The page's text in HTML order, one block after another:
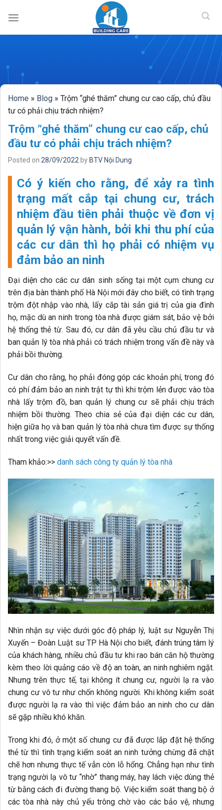
BUILDING
Home » Blog » Trộm “ghé thăm” chung cư cao cấp, chủ đầu
tư có phải chịu trách nhiệm?
Trộm “ghé thăm” chung cư cao cấp, chủ
đầu tư có phải chịu trách nhiệm?
Posted on 28/09/2022 by BTV Nội Dung
Có ý kiến cho rằng, để xảy ra tình
trạng mất cắp tại chung cư, trách
nhiệm đầu tiên phải thuộc về đơn vị
quản lý vận hành, bởi khi thu phí của
các cư dân thì họ phải có nhiệm vụ
đảm bảo an ninh
Đại diện cho các cư dân sinh sống tại một cụm chung cư
trên địa bàn thành phố Hà Nội mới đây cho biết, có tình trạng
trộm đột nhập vào nhà, lấy cắp tài sản giá trị của gia đình
họ, mặc dù an ninh trong tòa nhà được giám sát, bảo vệ bởi
hệ thống thẻ từ. Sau đó, cư dân đã yêu cầu chủ đầu tư và
ban quản lý tòa nhà phải có trách nhiệm trong vấn đề này và
phải bồi thường.
Cư dân cho rằng, họ phải đóng góp các khoản phí, trong đó
có phí đảm bảo an ninh trật tự thì khi trộm lẻn được vào tòa
nhà lấy trộm đồ, ban quản lý chung cư sẽ phải chịu trách
nhiệm bồi thường. Theo chia sẻ của đại diện các cư dân,
hiện giữa họ và ban quản lý tòa nhà chưa tìm được sự thống
nhất trong việc giải quyết vấn đề.
Tham khảo:>> danh sách công ty quản lý tòa nhà
Nhìn nhận sự việc dưới góc độ pháp lý, luật sư Nguyễn Thị
Xuyến – Đoàn Luật sư TP Hà Nội cho biết, đánh trúng tâm lý
của khách hàng, nhiều chủ đầu tư khi rao bán căn hộ thường
kèm theo lời quảng cáo về độ an toàn, an ninh nghiêm ngặt.
Nhưng trên thực tế, tại không ít chung cư, người lạ ra vào
chung cư vô tư như chốn không người. Khi không kiểm soát
được người lạ ra vào thì việc đảm bảo an ninh cho cư dân
sẽ gặp nhiều khó khăn.
Trong khi đó, ở một số chung cư đã được lắp đặt hệ thống
thẻ từ thì tình trạng kiểm soát an ninh tưởng chừng đã chặt
chẽ hơn nhưng thực tế vẫn còn lỗ hổng. Chẳng hạn như tình
trạng người lạ vô tư “nhờ” thang máy, hay lách việc dùng thẻ
từ bằng cách đi đường thang bộ. Việc kiểm soát thang bộ ở
các tòa nhà này chủ yếu trông chờ vào các bảo vệ, nhưng